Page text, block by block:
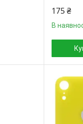
175 ₴
В